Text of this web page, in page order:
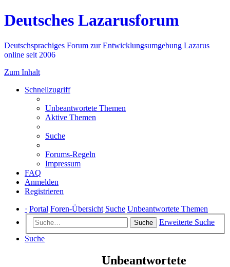
Deutsches Lazarusforum
Deutschsprachiges Forum zur Entwicklungsumgebung Lazarus
online seit 2006
Zum Inhalt
Schnellzugriff
Unbeantwortete Themen
Aktive Themen
Suche
Forums-Regeln
Impressum
FAQ
Anmelden
Registrieren
· Portal Foren-Übersicht Suche Unbeantwortete Themen
Suche
Erweiterte Suche
Suche
Unbeantwortete